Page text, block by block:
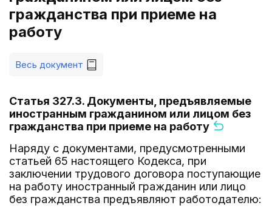
гражданства при приеме на
работу
Весь документ
Статья 327.3. Документы, предъявляемые
иностранным гражданином или лицом без
гражданства при приеме на работу
Наряду с документами, предусмотренными
статьей 65 настоящего Кодекса, при
заключении трудового договора поступающие
на работу иностранный гражданин или лицо
без гражданства предъявляют работодателю: